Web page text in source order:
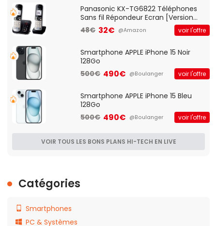
Panasonic KX-TG6822 Téléphones
Sans fil Répondeur Ecran [Version
Française]
48€ 32€ @Amazon voir l'offre
Smartphone APPLE iPhone 15 Noir
128Go
500€ 490€ @Boulanger voir l'offre
Smartphone APPLE iPhone 15 Bleu
128Go
500€ 490€ @Boulanger voir l'offre
VOIR TOUS LES BONS PLANS HI-TECH EN LIVE
Catégories
Smartphones
PC & Systèmes